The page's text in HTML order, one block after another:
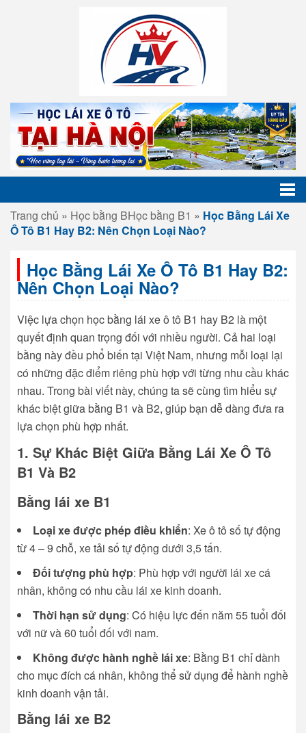
Trang chủ » Học bằng BHọc bằng B1 » Học Bằng Lái Xe
Ô Tô B1 Hay B2: Nên Chọn Loại Nào?
Học Bằng Lái Xe Ô Tô B1 Hay B2:
Nên Chọn Loại Nào?
Việc lựa chọn học bằng lái xe ô tô B1 hay B2 là một
quyết định quan trọng đối với nhiều người. Cả hai loại
bằng này đều phổ biến tại Việt Nam, nhưng mỗi loại lại
có những đặc điểm riêng phù hợp với từng nhu cầu khác
nhau. Trong bài viết này, chúng ta sẽ cùng tìm hiểu sự
khác biệt giữa bằng B1 và B2, giúp bạn dễ dàng đưa ra
lựa chọn phù hợp nhất.
1. Sự Khác Biệt Giữa Bằng Lái Xe Ô Tô
B1 Và B2
Bằng lái xe B1
Loại xe được phép điều khiển: Xe ô tô số tự động
từ 4 – 9 chỗ, xe tải số tự động dưới 3,5 tấn.
Đối tượng phù hợp: Phù hợp với người lái xe cá
nhân, không có nhu cầu lái xe kinh doanh.
Thời hạn sử dụng: Có hiệu lực đến năm 55 tuổi đối
với nữ và 60 tuổi đối với nam.
Không được hành nghề lái xe: Bằng B1 chỉ dành
cho mục đích cá nhân, không thể sử dụng để hành nghề
kinh doanh vận tải.
Bằng lái xe B2